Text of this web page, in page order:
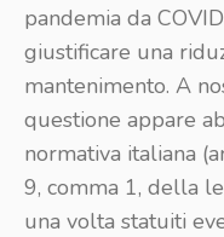
pandemia da
giustificare una
mantenimento. A
questione appare
normativa italiana
9, comma 1, della
una volta statuiti